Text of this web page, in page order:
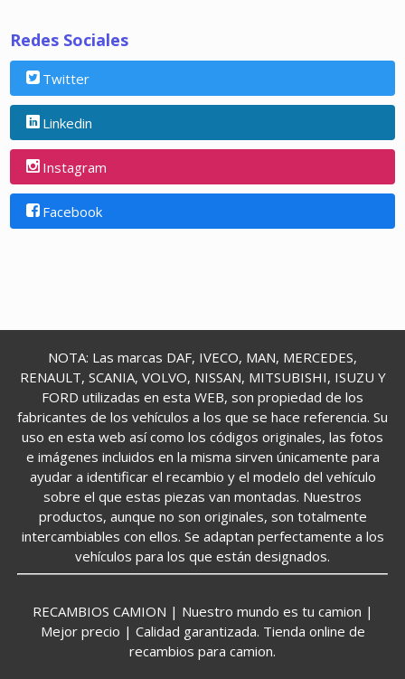
Redes Sociales
Twitter
Linkedin
Instagram
Facebook
NOTA: Las marcas DAF, IVECO, MAN, MERCEDES,
RENAULT, SCANIA, VOLVO, NISSAN, MITSUBISHI, ISUZU Y
FORD utilizadas en esta WEB, son propiedad de los
fabricantes de los vehículos a los que se hace referencia. Su
uso en esta web así como los códigos originales, las fotos
e imágenes incluidos en la misma sirven únicamente para
ayudar a identificar el recambio y el modelo del vehículo
sobre el que estas piezas van montadas. Nuestros
productos, aunque no son originales, son totalmente
intercambiables con ellos. Se adaptan perfectamente a los
vehículos para los que están designados.
RECAMBIOS CAMION | Nuestro mundo es tu camion |
Mejor precio | Calidad garantizada. Tienda online de
recambios para camion.